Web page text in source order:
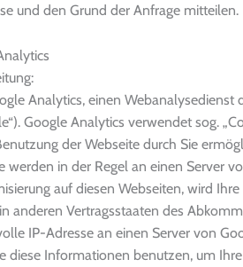
und den Grund der Anfrage mitteilen.
Analytics, einen
Google Analytics verwendet sog.
der Webseite durch Sie
werden in der Regel an einen Server
auf diesen Webseiten, wird
anderen Vertragsstaaten des
IP-Adresse an einen Server von
diese Informationen benutzen, um